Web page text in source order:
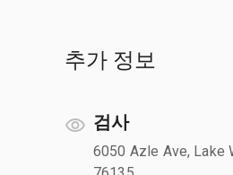
추가 정보
검사
6050 Azle Ave, Lake